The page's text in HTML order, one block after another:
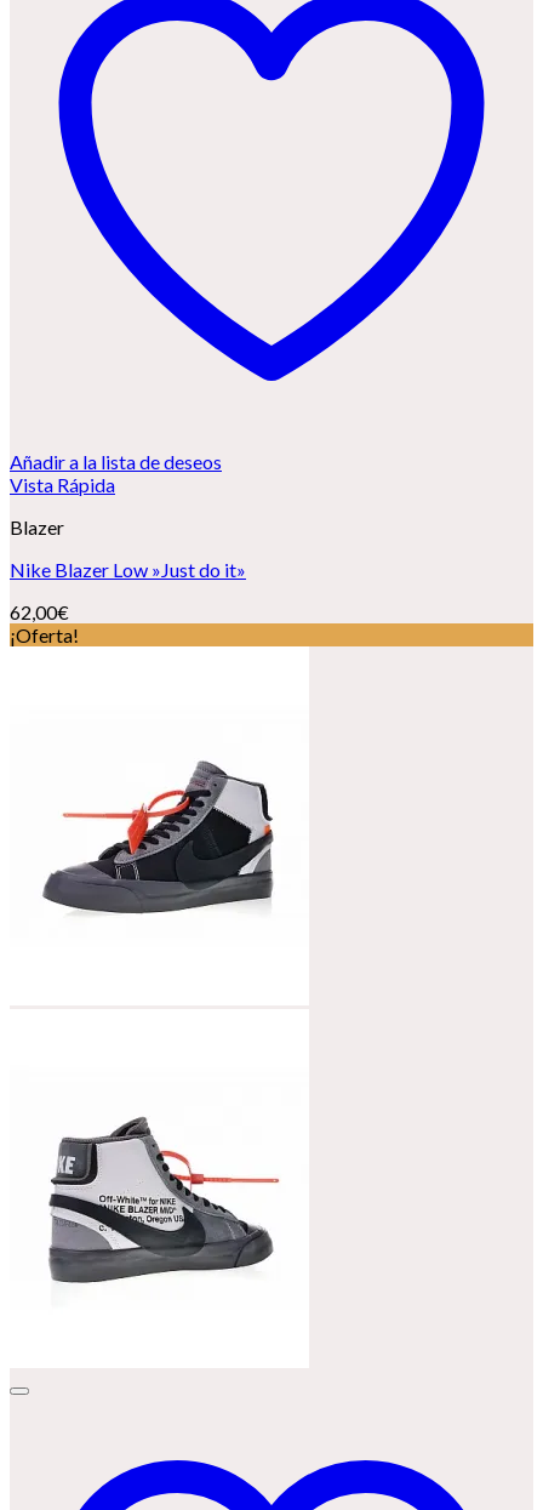
Añadir a la lista de deseos
Vista Rápida
Blazer
Nike Blazer Low »Just do it»
62,00€
¡Oferta!